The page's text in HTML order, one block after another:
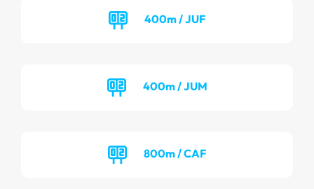
400m / JUF
400m / JUM
800m / CAF